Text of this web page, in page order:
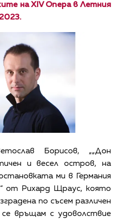
на XIV Опера в Летния
Борисов, „„Дон
и весел остров, на
ми в Германия
от Рихард Щраус, която
по съсем различен
връщам с удоволствие